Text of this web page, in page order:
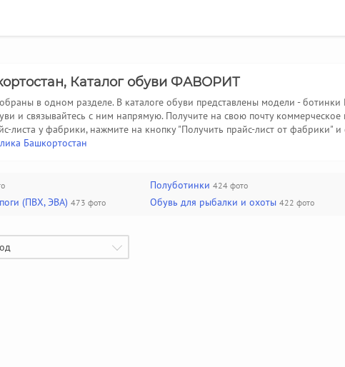
Каталог обуви ФАВОРИТ
в одном разделе. В каталоге обуви представлены модели -
и связывайтесь с ним напрямую. Получите на свою почту
листа у фабрики, нажмите на кнопку "Получить прайс-лист от фабрики" и
Башкортостан
Полуботинки 424 фото
(ПВХ, ЭВА) 473 фото Обувь для рыбалки и охоты 422 фото